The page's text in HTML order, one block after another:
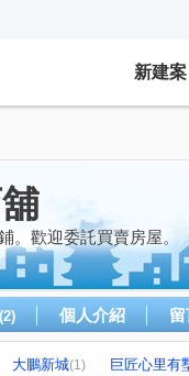
新建案
。歡迎委託買賣房屋。
(2) 個人介紹
大鵬新城(1)
巨匠心里有